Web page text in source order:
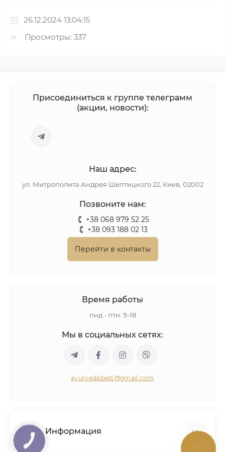
26.12.2024 13:04:15
Просмотры: 337
Присоединиться к группе телеграмм
(акции, новости):
Наш адрес:
ул. Митрополита Андрея Шептицкого 22, Киев, 02002
Позвоните нам:
+38 068 979 52 25
+38 093 188 02 13
Перейти в контакты
Время работы
пнд - птн: 9-18
Мы в социальных сетях:
ayurvedabest@gmail.com
Информация
КНОПКА
СВЯЗИ